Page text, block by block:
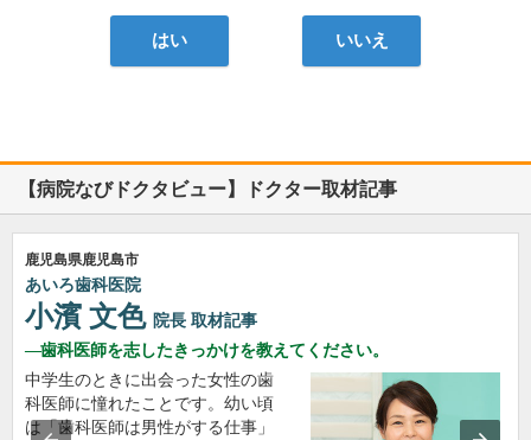
はい いいえ
【病院なびドクタビュー】ドクター取材記事
鹿児島県鹿児島市
あいろ歯科医院
小濱 文色 院長 取材記事
歯科医師を志したきっかけを教えてください。
中学生のときに出会った女性の歯
科医師に憧れたことです。幼い頃
は「歯科医師は男性がする仕事」